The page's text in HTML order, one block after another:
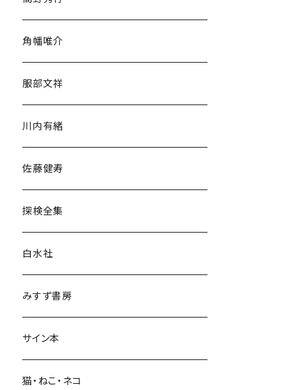
民族・風習
言語・ことば
角幡唯介
服部文祥
川内有緒
佐藤健寿
探検全集
白水社
みすず書房
サイン本
猫・ねこ・ネコ